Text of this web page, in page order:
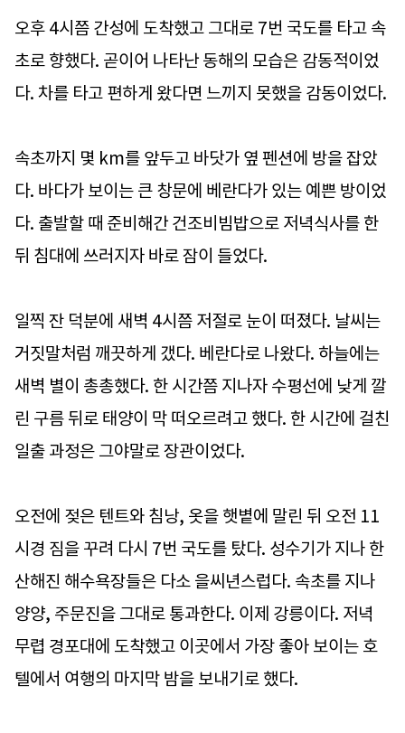
오후 4시쯤 간성에 도착했고 그대로 7번 국도를 타고 속
초로 향했다. 곧이어 나타난 동해의 모습은 감동적이었
다. 차를 타고 편하게 왔다면 느끼지 못했을 감동이었다.
속초까지 몇 km를 앞두고 바닷가 옆 펜션에 방을 잡았
다. 바다가 보이는 큰 창문에 베란다가 있는 예쁜 방이었
다. 출발할 때 준비해간 건조비빔밥으로 저녁식사를 한
뒤 침대에 쓰러지자 바로 잠이 들었다.
일찍 잔 덕분에 새벽 4시쯤 저절로 눈이 떠졌다. 날씨는
거짓말처럼 깨끗하게 갰다. 베란다로 나왔다. 하늘에는
새벽 별이 총총했다. 한 시간쯤 지나자 수평선에 낮게 깔
린 구름 뒤로 태양이 막 떠오르려고 했다. 한 시간에 걸친
일출 과정은 그야말로 장관이었다.
오전에 젖은 텐트와 침낭, 옷을 햇볕에 말린 뒤 오전 11
시경 짐을 꾸려 다시 7번 국도를 탔다. 성수기가 지나 한
산해진 해수욕장들은 다소 을씨년스럽다. 속초를 지나
양양, 주문진을 그대로 통과한다. 이제 강릉이다. 저녁
무렵 경포대에 도착했고 이곳에서 가장 좋아 보이는 호
텔에서 여행의 마지막 밤을 보내기로 했다.